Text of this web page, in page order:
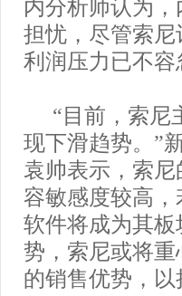
内分析师认为
担忧，尽管索
利润压力已不容
“目前，索尼
现下滑趋势。”
袁帅表示，索
容敏感度较高
软件将成为其
势，索尼或将
的销售优势，